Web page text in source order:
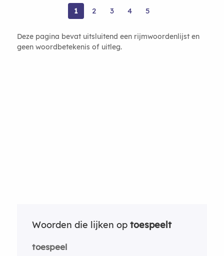
1 2 3 4 5
Deze pagina bevat uitsluitend een rijmwoordenlijst en
geen woordbetekenis of uitleg.
Woorden die lijken op toespeelt
toespeel